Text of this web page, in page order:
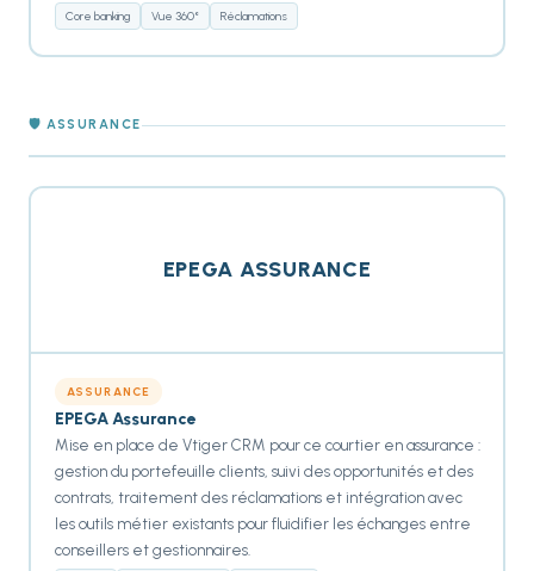
Core banking Vue 360° Réclamations
🛡️ ASSURANCE
EPEGA ASSURANCE
ASSURANCE
EPEGA Assurance
Mise en place de Vtiger CRM pour ce courtier en assurance :
gestion du portefeuille clients, suivi des opportunités et des
contrats, traitement des réclamations et intégration avec
les outils métier existants pour fluidifier les échanges entre
conseillers et gestionnaires.